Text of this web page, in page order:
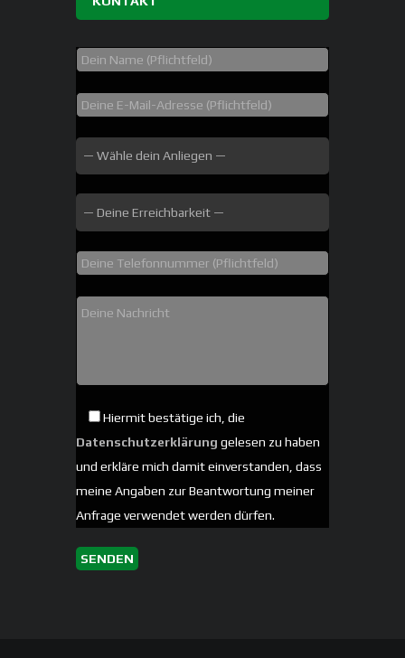
Hiermit bestätige ich, die
Datenschutzerklärung gelesen zu haben
und erkläre mich damit einverstanden, dass
meine Angaben zur Beantwortung meiner
Anfrage verwendet werden dürfen.